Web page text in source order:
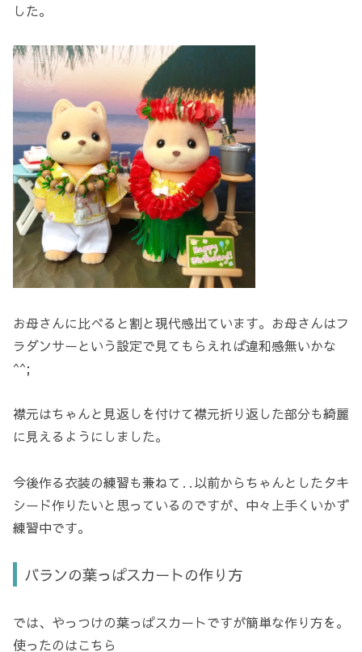
した。
お母さんに比べると割と現代感出ています。お母さんはフ
ラダンサーという設定で見てもらえれば違和感無いかな
^^;
襟元はちゃんと見返しを付けて襟元折り返した部分も綺麗
に見えるようにしました。
今後作る衣装の練習も兼ねて‥以前からちゃんとしたタキ
シード作りたいと思っているのですが、中々上手くいかず
練習中です。
バランの葉っぱスカートの作り方
では、やっつけの葉っぱスカートですが簡単な作り方を。
使ったのはこちら